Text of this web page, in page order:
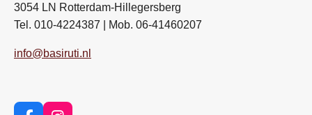
3054 LN Rotterdam-Hillegersberg
Tel. 010-4224387 | Mob. 06-41460207
info@basiruti.nl